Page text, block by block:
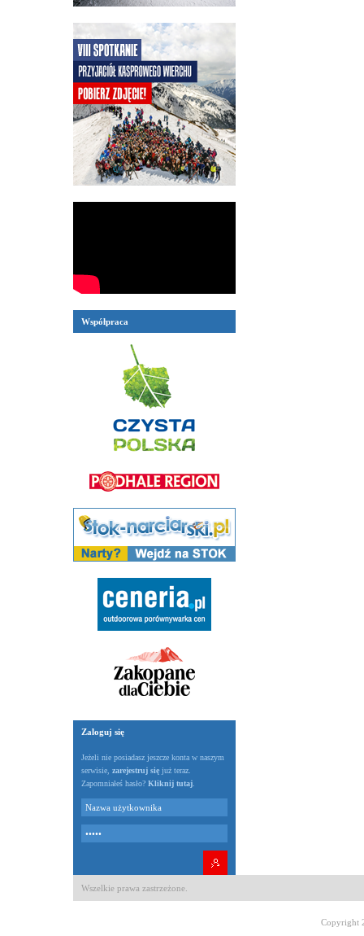
Współpraca
Zaloguj się
Jeżeli nie posiadasz jeszcze konta w naszym
serwisie, zarejestruj się już teraz.
Zapomniałeś hasło? Kliknij tutaj
Wszelkie prawa zastrzeżone.
Copyright